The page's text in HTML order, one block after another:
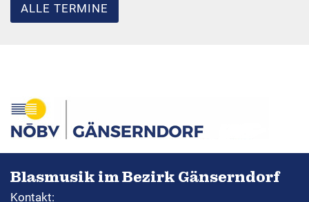
ALLE TERMINE
Blasmusik im Bezirk Gänserndorf
Kontakt: